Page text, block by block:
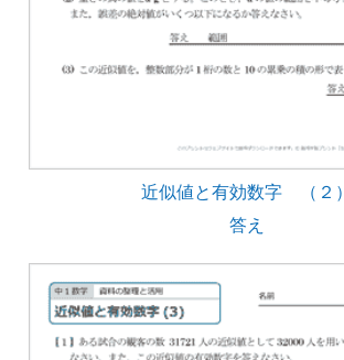
近似値と有効数字 （２）
答え